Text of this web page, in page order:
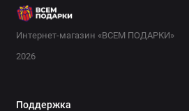
Интернет-магазин «ВСЕМ ПОДАРКИ»
2026
Поддержка